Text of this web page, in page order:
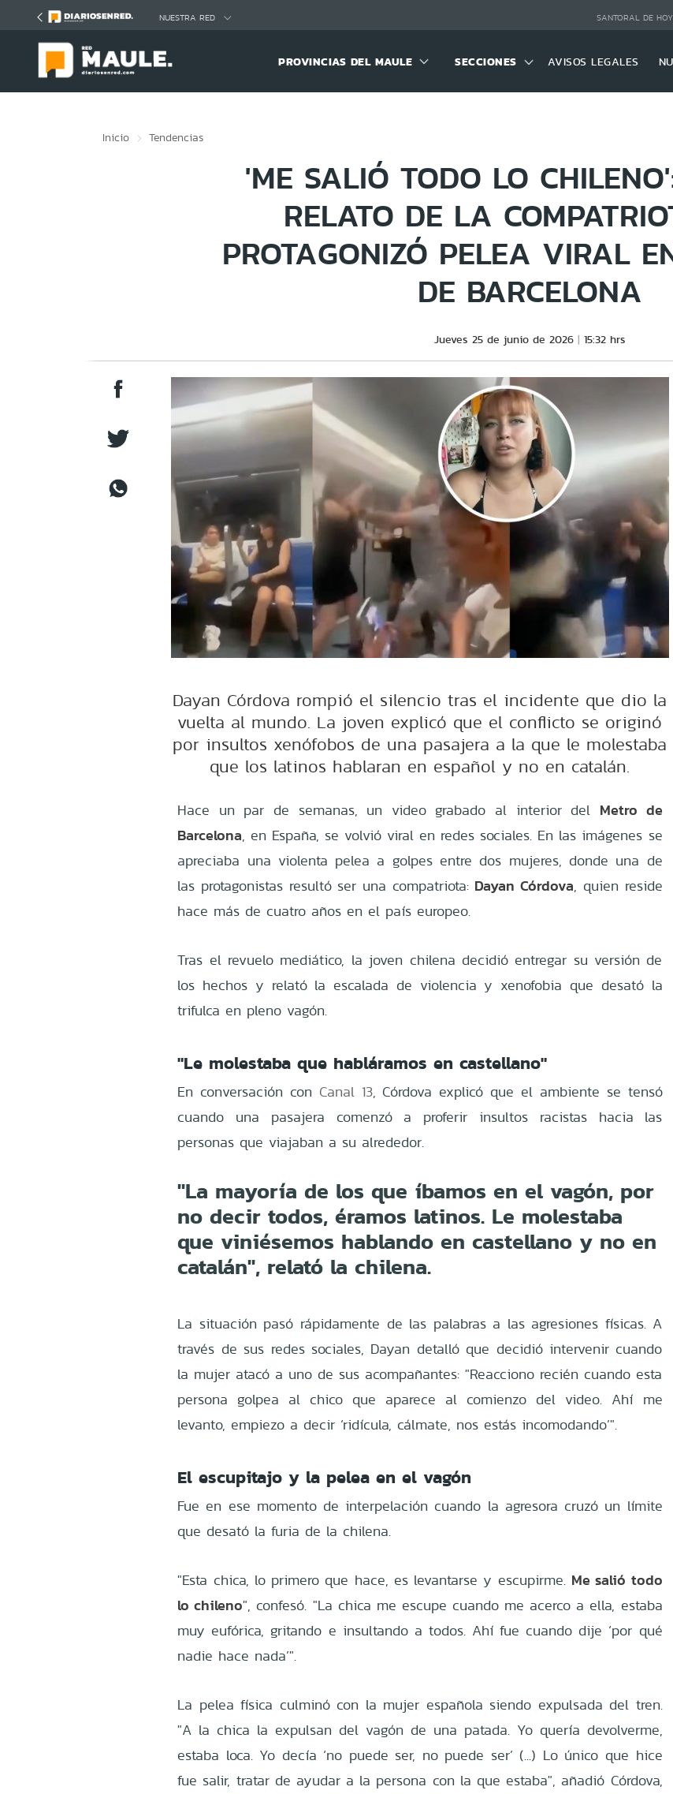
NUESTRA RED SANTORAL DE
PROVINCIAS DEL MAULE SECCIONES AVISOS LEGALES
Inicio Tendencias
'ME SALIÓ TODO LO
RELATO DE LA
PROTAGONIZÓ PELEA VIRAL
DE BARCELONA
Jueves 25 de junio de 2026 15:32 hrs
Dayan Córdova rompió el silencio tras el incidente que dio la
vuelta al mundo. La joven explicó que el conflicto se originó
por insultos xenófobos de una pasajera a la que le molestaba
que los latinos hablaran en español y no en catalán.
Hace un par de semanas, un video grabado al interior del Metro de
Barcelona, en España, se volvió viral en redes sociales. En las imágenes se
apreciaba una violenta pelea a golpes entre dos mujeres, donde una de
las protagonistas resultó ser una compatriota: Dayan Córdova, quien reside
hace más de cuatro años en el país europeo.
Tras el revuelo mediático, la joven chilena decidió entregar su versión de
los hechos y relató la escalada de violencia y xenofobia que desató la
trifulca en pleno vagón.
"Le molestaba que habláramos en castellano"
En conversación con Canal 13, Córdova explicó que el ambiente se tensó
cuando una pasajera comenzó a proferir insultos racistas hacia las
personas que viajaban a su alrededor.
"La mayoría de los que íbamos en el vagón, por
no decir todos, éramos latinos. Le molestaba
que viniésemos hablando en castellano y no en
catalán", relató la chilena.
La situación pasó rápidamente de las palabras a las agresiones físicas. A
través de sus redes sociales, Dayan detalló que decidió intervenir cuando
la mujer atacó a uno de sus acompañantes: "Reacciono recién cuando esta
persona golpea al chico que aparece al comienzo del video. Ahí me
levanto, empiezo a decir ‘ridícula, cálmate, nos estás incomodando’".
El escupitajo y la pelea en el vagón
Fue en ese momento de interpelación cuando la agresora cruzó un límite
que desató la furia de la chilena.
"Esta chica, lo primero que hace, es levantarse y escupirme. Me salió todo
lo chileno", confesó. "La chica me escupe cuando me acerco a ella, estaba
muy eufórica, gritando e insultando a todos. Ahí fue cuando dije ‘por qué
nadie hace nada’".
La pelea física culminó con la mujer española siendo expulsada del tren.
"A la chica la expulsan del vagón de una patada. Yo quería devolverme,
estaba loca. Yo decía ‘no puede ser, no puede ser’ (...) Lo único que hice
fue salir, tratar de ayudar a la persona con la que estaba", añadió Córdova,